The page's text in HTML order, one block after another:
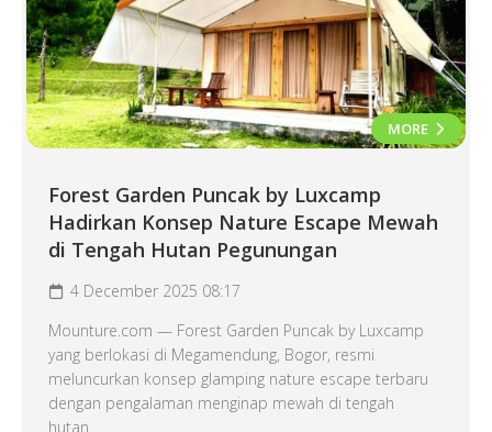
MORE
Forest Garden Puncak by Luxcamp
Hadirkan Konsep Nature Escape Mewah
di Tengah Hutan Pegunungan
4 December 2025 08:17
Mounture.com — Forest Garden Puncak by Luxcamp
yang berlokasi di Megamendung, Bogor, resmi
meluncurkan konsep glamping nature escape terbaru
dengan pengalaman menginap mewah di tengah
hutan...